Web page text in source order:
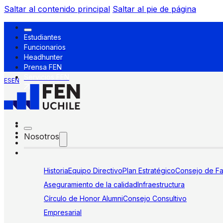
Saltar al contenido principal Saltar al pie de página
Estudiantes
Funcionarios
Headhunter
Prensa FEN
ESEN
Nosotros
HistoriaEquipo DirectivoPlan EstratégicoConsejo de
Aseguramiento de la calidadInfraestructura
Círculo de Honor AlumniConsejo Consultivo
Empresarial